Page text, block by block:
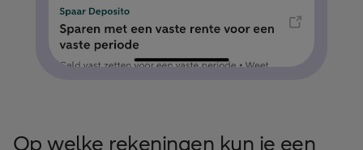
Op welke rekeningen kun je een